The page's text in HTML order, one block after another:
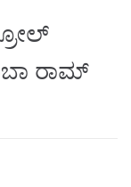
ರಾಮ್